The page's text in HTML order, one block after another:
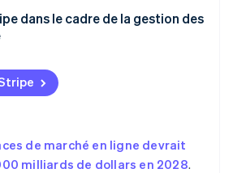
2026
dans le cadre de la gestion des
de marché en ligne devrait
milliards de dollars en 2028.